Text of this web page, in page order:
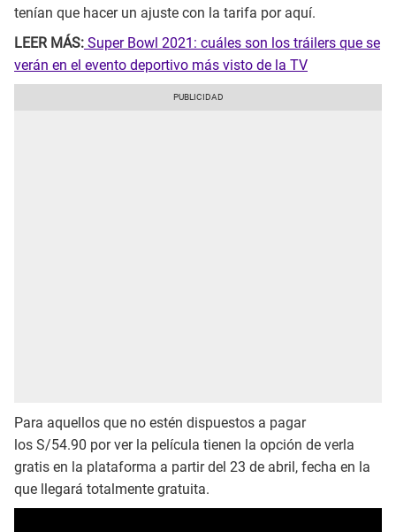
tenían que hacer un ajuste con la tarifa por aquí.
LEER MÁS: Super Bowl 2021: cuáles son los tráilers que se
verán en el evento deportivo más visto de la TV
Para aquellos que no estén dispuestos a pagar
los S/54.90 por ver la película tienen la opción de verla
gratis en la plataforma a partir del 23 de abril, fecha en la
que llegará totalmente gratuita.